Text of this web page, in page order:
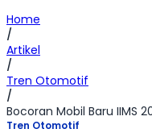
Home
/
Artikel
/
Tren Otomotif
/
Bocoran Mobil Baru IIMS
Tren Otomotif